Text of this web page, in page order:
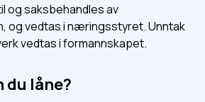
og saksbehandles av
og vedtas i næringsstyret. Unntak
vedtas i formannskapet.
du låne?